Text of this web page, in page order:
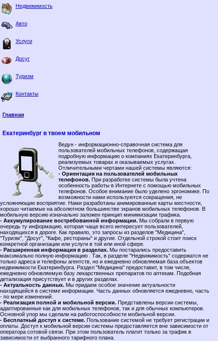
Недвижимость
Авто
Услуги
Досуг
Туризм
Контакты
Главная
Екатеринбург в твоем мобильном
Ведун - информационно-справочная система для
пользователей мобильных телефонов, содержащая
подробную информацию о компаниях Екатеринбурга,
реализуемых товарах и оказываемых услугах.
Отличительными чертами нашей системы являются:
- Ориентация на пользователей мобильных
телефонов. При разработке системы была учтена
особенность работы в Интернете с помощью мобильных
телефонов. Особое внимание было уделено эргономике. По
возможности нами используются сокращения, не
усложняющие восприятие. Нами разработаны анимированные карты местности,
хорошо читаемые на абсолютном большинстве экранов мобильных телефонов. В
мобильную версию изначально заложен принцип минимизации трафика.
- Аккумулирование востребованной информации. Мы собрали в первую
очередь ту информацию, которая чаще всего интересует пользователей,
находящихся в дороге. Как правило, это запросы из разделов "Медицина",
"Туризм", "Досуг", "Кафе, рестораны" и другие. Отдельной строкой стоит поиск
конкретной организации или услуги в той или иной сфере.
- Расширенная информация в разделах. Мы постарались предоставить
максимально полную информацию . Так, в разделе "Недвижимость" содержатся не
только адреса и телефоны агентств, но и ежедневно обновляемая база объектов
недвижимости Екатеринбурга. Раздел "Медицина" предоставит, в том числе,
ежедневно обновляемую базу лекарственных препаратов по аптекам. Подобная
детализация присутствует и в других разделах.
- Актуальность данных. Мы придаем особое значение актуальности
находящейся в системе информации. Часть данных обновляется ежедневно, часть
- по мере изменений.
- Реализация полной и мобильной версии. Представлены версии системы,
адаптированные как для мобильных телефонов, так и для обычных компьютеров.
Основной упор мы сделали на работоспособности мобильной версии.
- Бесплатный доступ к системе. Пользование системой не требует регистрации и
оплаты. Доступ к мобильной версии системы предоставляется вне зависимости от
оператора сотовой связи. При этом пользователь платит только за трафик в
зависимости от выбранного тарифного плана.